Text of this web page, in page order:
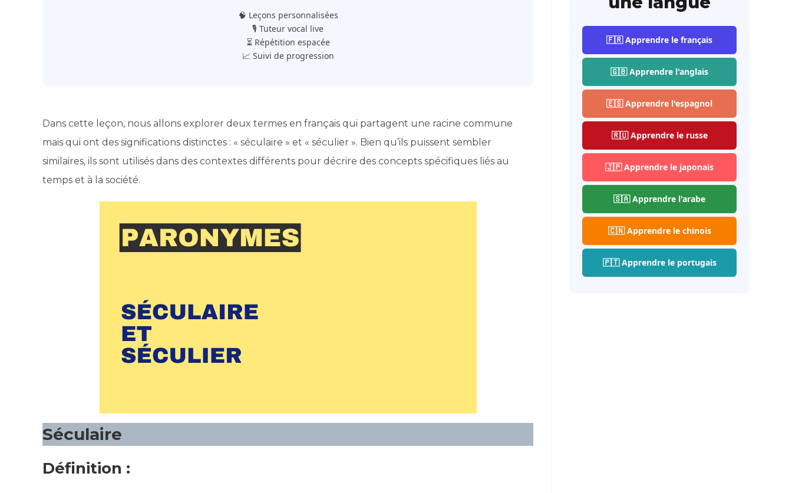
🧠 Leçons personnalisées
🎙️ Tuteur vocal live
⏳ Répétition espacée
📈 Suivi de progression
Dans cette leçon, nous allons explorer deux termes en français qui partagent une racine commune
mais qui ont des significations distinctes : « séculaire » et « séculier ». Bien qu’ils puissent sembler
similaires, ils sont utilisés dans des contextes différents pour décrire des concepts spécifiques liés au
temps et à la société.
Séculaire
Définition :
🇫🇷 Apprendre le français
🇬🇧 Apprendre l'anglais
🇪🇸 Apprendre l'espagnol
🇷🇺 Apprendre le russe
🇯🇵 Apprendre le japonais
🇸🇦 Apprendre l'arabe
🇨🇳 Apprendre le chinois
🇵🇹 Apprendre le portugais